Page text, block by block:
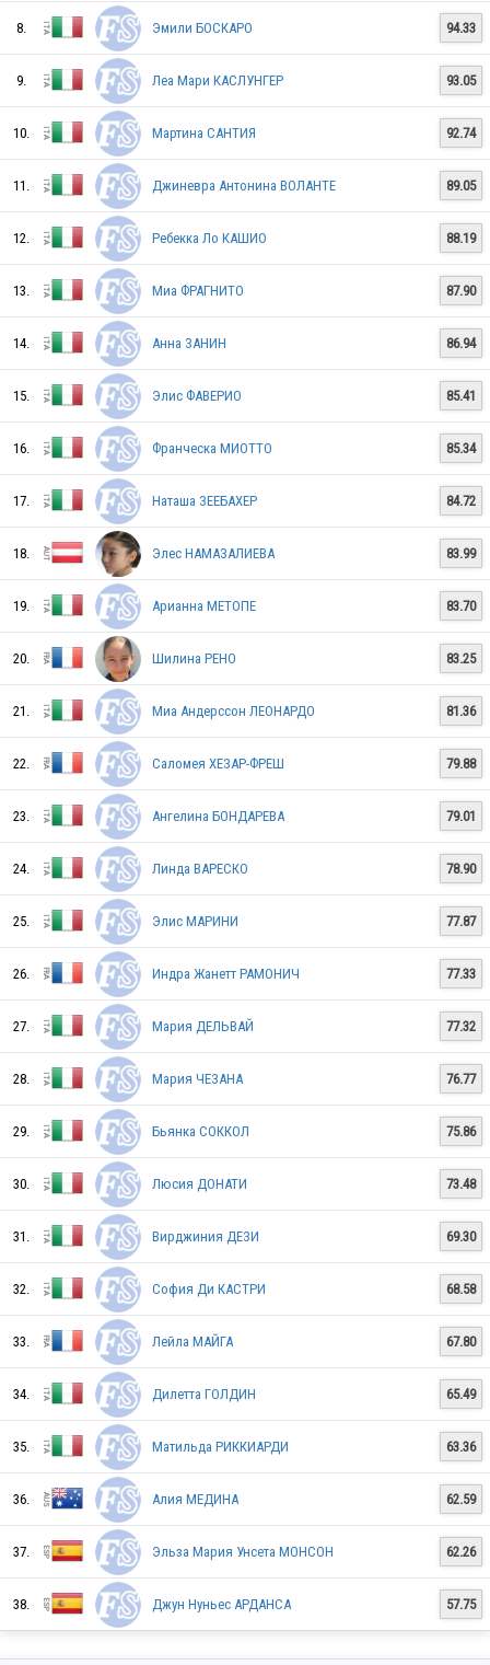
BEL
ESP
GER
UKR
ITA
GER
AUT
SUI
GER
FRA
ITA
ITA
CZE
8. Эмили БОСКАРО 94.33
9. Леа Мари КАСЛУНГЕР 93.05
10. Мартина САНТИЯ 92.74
11. Джиневра Антонина ВОЛАНТЕ 89.05
12. Ребекка Ло КАШИО 88.19
13. Миа ФРАГНИТО 87.90
14. Анна ЗАНИН 86.94
15. Элис ФАВЕРИО 85.41
16. Франческа МИОТТО 85.34
17. Наташа ЗЕЕБАХЕР 84.72
18. Элес НАМАЗАЛИЕВА 83.99
19. Арианна МЕТОПЕ 83.70
20. Шилина РЕНО 83.25
21. Миа Андерссон ЛЕОНАРДО 81.36
22. Саломея ХЕЗАР-ФРЕШ 79.88
23. Ангелина БОНДАРЕВА 79.01
24. Линда ВАРЕСКО 78.90
25. Элис МАРИНИ 77.87
26. Индра Жанетт РАМОНИЧ 77.33
27. Мария ДЕЛЬВАЙ 77.32
28. Мария ЧЕЗАНА 76.77
29. Бьянка СОККОЛ 75.86
30. Люсия ДОНАТИ 73.48
31. Вирджиния ДЕЗИ 69.30
32. София Ди КАСТРИ 68.58
33. Лейла МАЙГА 67.80
34. Дилетта ГОЛДИН 65.49
35. Матильда РИККИАРДИ 63.36
36. Алия МЕДИНА 62.59
37. Эльза Мария Унсета МОНСОН 62.26
38. Джун Нуньес АРДАНСА 57.75